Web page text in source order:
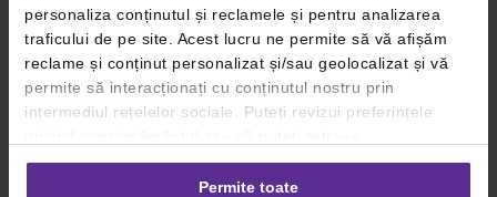
personaliza conținutul și reclamele și pentru analizarea
traficului de pe site. Acest lucru ne permite să vă afișăm
reclame și conținut personalizat și/sau geolocalizat și vă
permite să interacționați cu conținutul nostru prin
intermediul rețelelor sociale. Puteți revizui preferințele
consimțământul oricând, făcând click pe linkul către
setările dvs. de cookie-uri.Permite toate